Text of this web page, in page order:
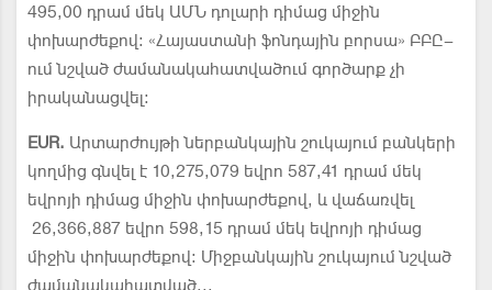
495,00 դրամ մեկ ԱՄՆ դոլարի դիմաց միջին
փոխարժեքով: «Հայաստանի ֆոնդային բորսա» ԲԲԸ–
ում նշված ժամանակահատվածում գործարք չի
իրականացվել:
EUR. Արտարժույթի ներբանկային շուկայում բանկերի
կողմից գնվել է 10,275,079 եվրո 587,41 դրամ մեկ
եվրոյի դիմաց միջին փոխարժեքով, և վաճառվել
26,366,887 եվրո 598,15 դրամ մեկ եվրոյի դիմաց
միջին փոխարժեքով: Միջբանկային շուկայում նշված
ժամանակահատված...